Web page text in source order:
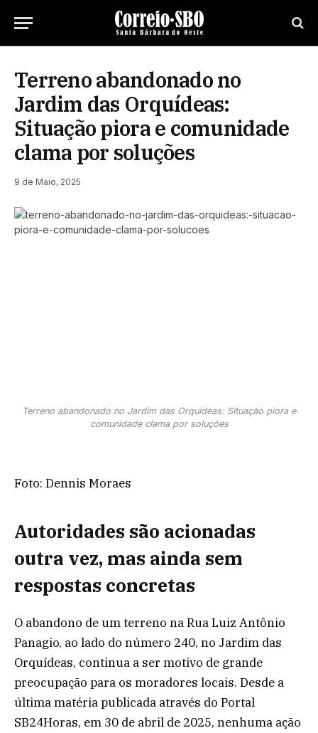
Terreno abandonado no
Jardim das Orquídeas:
Situação piora e comunidade
clama por soluções
9 de Maio, 2025
Terreno abandonado no Jardim das Orquídeas: Situação piora e
comunidade clama por soluções
Foto: Dennis Moraes
Autoridades são acionadas
outra vez, mas ainda sem
respostas concretas
O abandono de um terreno na Rua Luiz Antônio
Panagio, ao lado do número 240, no Jardim das
Orquídeas, continua a ser motivo de grande
preocupação para os moradores locais. Desde a
última matéria publicada através do Portal
SB24Horas, em 30 de abril de 2025, nenhuma ação